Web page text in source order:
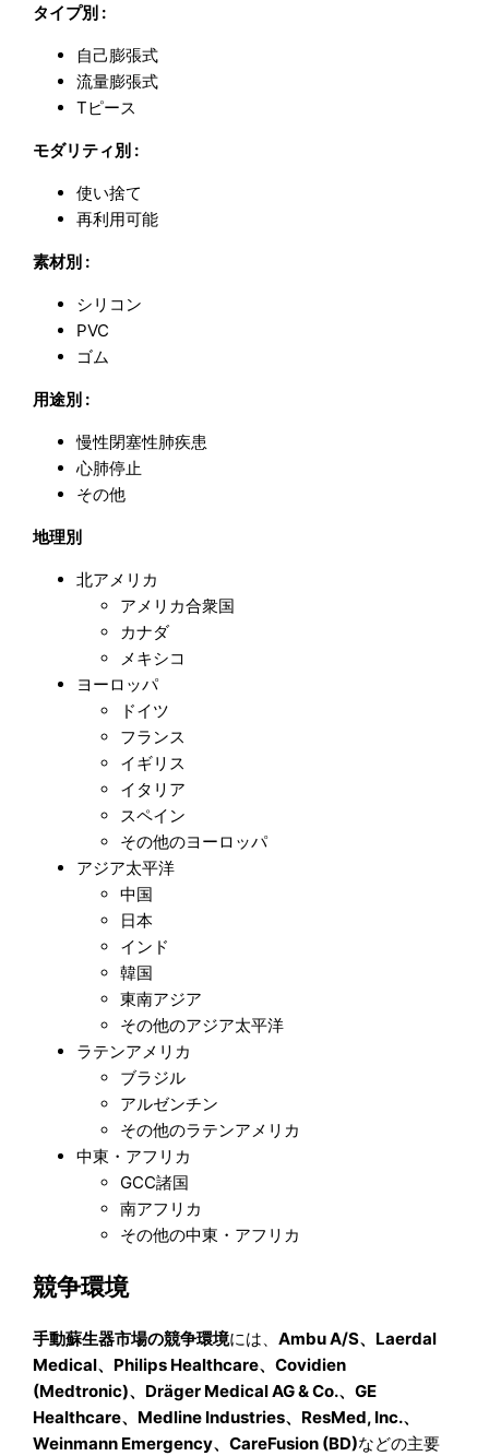
タイプ別 :
自己膨張式
流量膨張式
Tピース
モダリティ別 :
使い捨て
再利用可能
素材別 :
シリコン
PVC
ゴム
用途別 :
慢性閉塞性肺疾患
心肺停止
その他
地理別
北アメリカ
アメリカ合衆国
カナダ
メキシコ
ヨーロッパ
ドイツ
フランス
イギリス
イタリア
スペイン
その他のヨーロッパ
アジア太平洋
中国
日本
インド
韓国
東南アジア
その他のアジア太平洋
ラテンアメリカ
ブラジル
アルゼンチン
その他のラテンアメリカ
中東・アフリカ
GCC諸国
南アフリカ
その他の中東・アフリカ
競争環境
手動蘇生器市場の競争環境には、Ambu A/S、Laerdal
Medical、Philips Healthcare、Covidien
(Medtronic)、Dräger Medical AG & Co.、GE
Healthcare、Medline Industries、ResMed, Inc.、
Weinmann Emergency、CareFusion (BD)などの主要